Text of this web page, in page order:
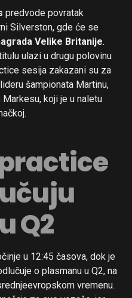
predvode povratak
Silverston, gde će se
Velike Britanije.
ulazi u drugu polovinu
sesija zakazani su za
šampionata Martinu,
koji je u naletu
Q2
u 12:45 časova, dok je
o plasmanu u Q2, na
vremenu.